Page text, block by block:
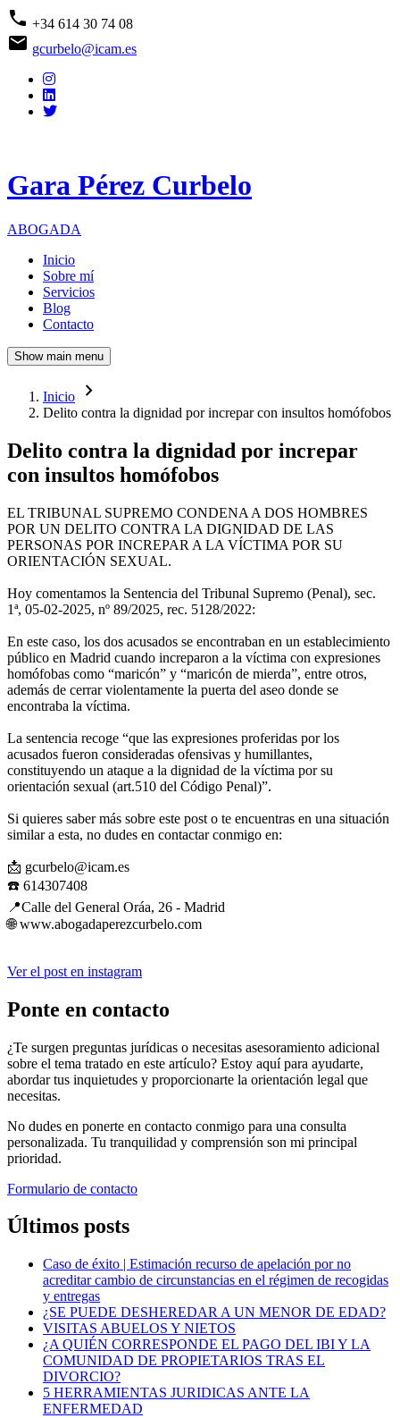
Pasar
contenido
phone +34 614 30 74 08
email gcurbelo@icam.es
Gara Pérez Curbelo
ABOGADA
Navegación
principal
Inicio
Sobre mí
Servicios
Blog
Contacto
Show main menu
Ruta
navegación
Inicio navigate_next
Delito contra la dignidad por increpar con insultos homófobos
Delito contra la dignidad por increpar
con insultos homófobos
EL TRIBUNAL SUPREMO CONDENA A DOS HOMBRES
POR UN DELITO CONTRA LA DIGNIDAD DE LAS
PERSONAS POR INCREPAR A LA VÍCTIMA POR SU
ORIENTACIÓN SEXUAL.
Hoy comentamos la Sentencia del Tribunal Supremo (Penal), sec.
1ª, 05-02-2025, nº 89/2025, rec. 5128/2022:
En este caso, los dos acusados se encontraban en un establecimiento
público en Madrid cuando increparon a la víctima con expresiones
homófobas como “maricón” y “maricón de mierda”, entre otros,
además de cerrar violentamente la puerta del aseo donde se
encontraba la víctima.
La sentencia recoge “que las expresiones proferidas por los
acusados fueron consideradas ofensivas y humillantes,
constituyendo un ataque a la dignidad de la víctima por su
orientación sexual (art.510 del Código Penal)”.
Si quieres saber más sobre este post o te encuentras en una situación
similar a esta, no dudes en contactar conmigo en:
📩 gcurbelo@icam.es
☎️ 614307408
📍Calle del General Oráa, 26 - Madrid
🌐 www.abogadaperezcurbelo.com
Ver el post en instagram
Ponte en contacto
¿Te surgen preguntas jurídicas o necesitas asesoramiento adicional
sobre el tema tratado en este artículo? Estoy aquí para ayudarte,
abordar tus inquietudes y proporcionarte la orientación legal que
necesitas.
No dudes en ponerte en contacto conmigo para una consulta
personalizada. Tu tranquilidad y comprensión son mi principal
prioridad.
Formulario de contacto
Últimos posts
Caso de éxito | Estimación recurso de apelación por no
acreditar cambio de circunstancias en el régimen de recogidas
y entregas
¿SE PUEDE DESHEREDAR A UN MENOR DE EDAD?
VISITAS ABUELOS Y NIETOS
¿A QUIÉN CORRESPONDE EL PAGO DEL IBI Y LA
COMUNIDAD DE PROPIETARIOS TRAS EL
DIVORCIO?
5 HERRAMIENTAS JURIDICAS ANTE LA
ENFERMEDAD